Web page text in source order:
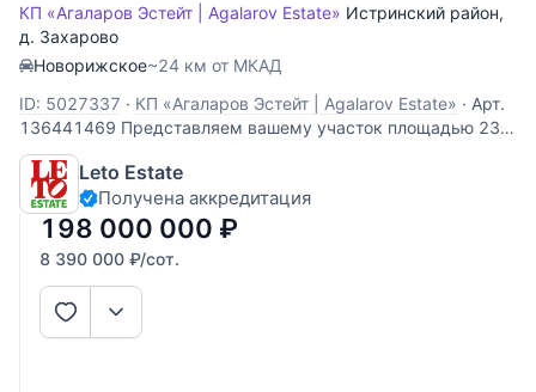
КП «Агаларов Эстейт | Agalarov Estate» Истринский район,
д. Захарово
Новорижское~24 км от МКАД
ID: 5027337 · КП «Агаларов Эстейт | Agalarov Estate» · Арт.
136441469 Представляем вашему участок площадью 23
сотки в охраняемом коттеджном посёлке "Агаларов
эстейт", расположенном в 24 км от МКАД по
Новорижскому шоссе. Участок полевой, правильной
формы с идеально ровным ландшафтом. Этот живописный
Leto Estate
Получена аккредитация
198 000 000 ₽
8 390 000 ₽/сот.